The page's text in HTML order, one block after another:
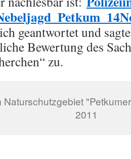
geantwortet und
Bewertung des
zu.
Naturschutzgebiet
2011